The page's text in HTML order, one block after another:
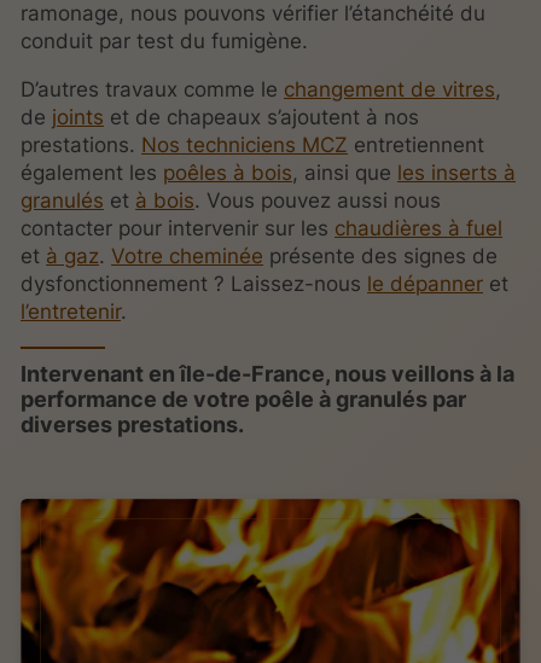
ramonage, nous pouvons vérifier l’étanchéité du
conduit par test du fumigène.
D’autres travaux comme le changement de vitres,
de joints et de chapeaux s’ajoutent à nos
prestations. Nos techniciens MCZ entretiennent
également les poêles à bois, ainsi que les inserts à
granulés et à bois. Vous pouvez aussi nous
contacter pour intervenir sur les chaudières à fuel
et à gaz.Votre cheminée présente des signes de
dysfonctionnement ? Laissez-nous le dépanner et
l’entretenir.
Intervenant en île-de-France, nous veillons à la
performance de votre poêle à granulés par
diverses prestations.